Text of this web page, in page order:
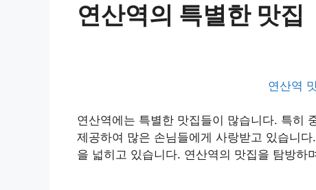
연산역의 특별한 맛집
연산역
연산역에는 특별한 맛집들이 많습니다. 특히
제공하여 많은 손님들에게 사랑받고 있습니
을 넓히고 있습니다. 연산역의 맛집을 탐방하